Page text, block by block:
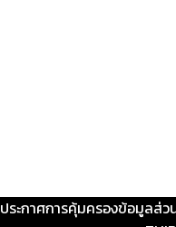
ประกาศการคุ้มครองข้อมูลส่ว